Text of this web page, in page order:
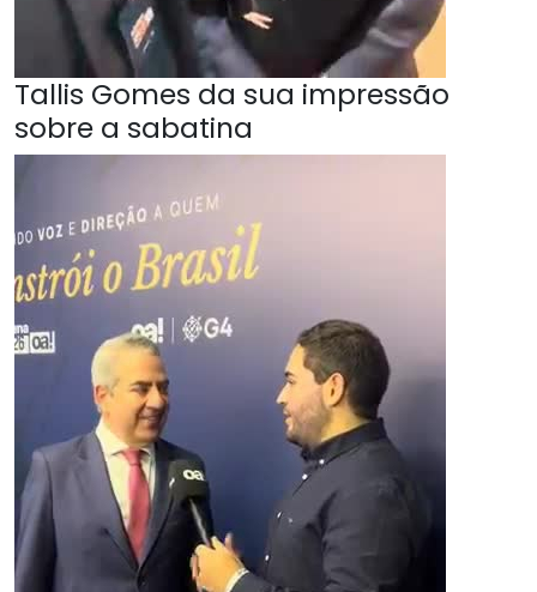
Tallis Gomes da sua impressão
sobre a sabatina